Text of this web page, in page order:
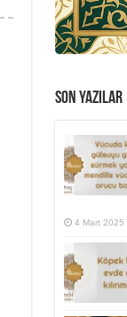
SON YAZILAR
4 Mart 2025